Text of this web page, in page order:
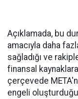
Açıklamada, bu
amacıyla daha
sağladığı ve
finansal
çerçevede
engeli